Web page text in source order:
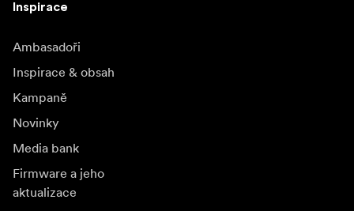
Inspirace
Ambasadoři
Inspirace & obsah
Kampaně
Novinky
Media bank
Firmware a jeho
aktualizace